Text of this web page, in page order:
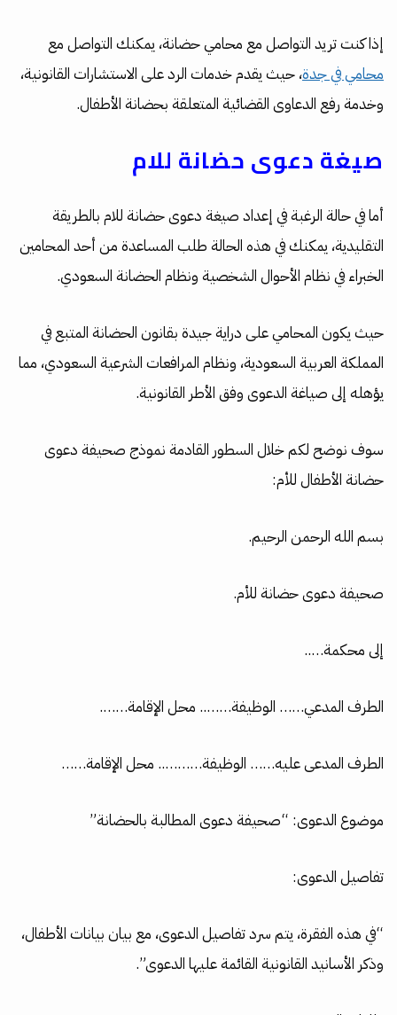
إذا كنت تريد التواصل مع محامي حضانة، يمكنك التواصل مع
محامي في جدة، حيث يقدم خدمات الرد على الاستشارات القانونية،
وخدمة رفع الدعاوى القضائية المتعلقة بحضانة الأطفال.
صيغة دعوى حضانة للام
أما في حالة الرغبة في إعداد صيغة دعوى حضانة للام بالطريقة
التقليدية، يمكنك في هذه الحالة طلب المساعدة من أحد المحامين
الخبراء في نظام الأحوال الشخصية ونظام الحضانة السعودي.
حيث يكون المحامي على دراية جيدة بقانون الحضانة المتبع في
المملكة العربية السعودية، ونظام المرافعات الشرعية السعودي، مما
يؤهله إلى صياغة الدعوى وفق الأطر القانونية.
سوف نوضح لكم خلال السطور القادمة نموذج صحيفة دعوى
حضانة الأطفال للأم:
بسم الله الرحمن الرحيم.
صحيفة دعوى حضانة للأم.
إلى محكمة…..
الطرف المدعي…… الوظيفة…….. محل الإقامة…….
الطرف المدعى عليه…… الوظيفة……….. محل الإقامة……
موضوع الدعوى: “صحيفة دعوى المطالبة بالحضانة”
تفاصيل الدعوى:
“في هذه الفقرة، يتم سرد تفاصيل الدعوى، مع بيان بيانات الأطفال،
وذكر الأسانيد القانونية القائمة عليها الدعوى”.